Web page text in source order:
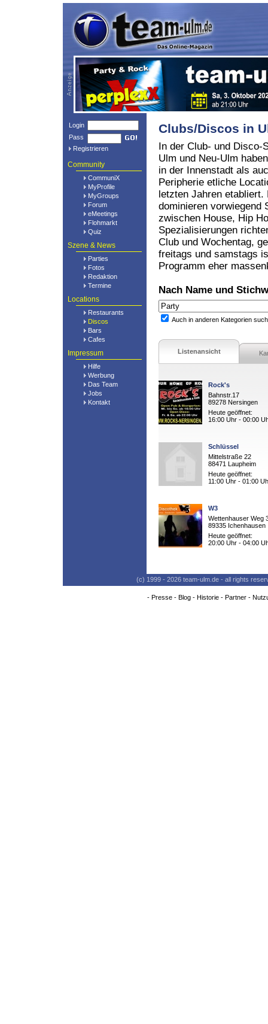
Login
Pass
Registrieren
Community
CommuniX
MyProfile
MyGroups
Forum
eMeetings
Flohmarkt
Quiz
Szene & News
Parties
Fotos
Redaktion
Termine
Locations
Restaurants
Discos
Bars
Cafes
Impressum
Hilfe
Werbung
Das Team
Jobs
Kontakt
Clubs/Discos in
In der Club- und Disco-
Ulm und Neu-Ulm
in der Innenstadt als
Peripherie etliche
letzten Jahren etabliert.
dominieren vorwiegend
zwischen House, Hip
Spezialisierungen
Club und Wochentag,
freitags und samstags
Programm eher
Nach Name und
Auch in anderen Kategorien
Listenansicht
Rock's
Bahnstr.17
89278 Nersingen
Heute geöffnet:
16:00 Uhr - 00:00
Schlüssel
Mittelstraße 22
88471 Laupheim
Heute geöffnet:
11:00 Uhr - 01:00
W3
Wettenhauser Weg
89335 Ichenhausen
Heute geöffnet:
20:00 Uhr - 04:00
(c) 1999 - 2026 team-ulm.de - all rights
- Presse- Blog- Historie- Partner-